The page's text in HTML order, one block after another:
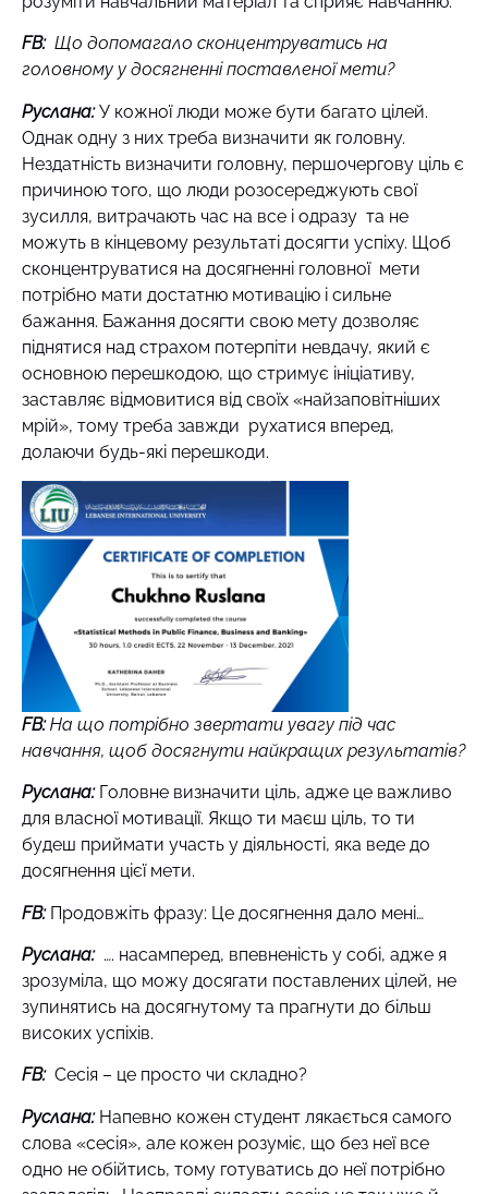
FB:Що допомагало сконцентруватись на
головному у досягненні поставленої мети?
Руслана:У кожної люди може бути багато цілей.
Однак одну з них треба визначити як головну.
Нездатність визначити головну, першочергову ціль є
причиною того, що люди розосереджують свої
зусилля, витрачають час на все і одразу та не
можуть в кінцевому результаті досягти успіху. Щоб
сконцентруватися на досягненні головної мети
потрібно мати достатню мотивацію і сильне
бажання. Бажання досягти свою мету дозволяє
піднятися над страхом потерпіти невдачу, який є
основною перешкодою, що стримує ініціативу,
заставляє відмовитися від своїх «найзаповітніших
мрій», тому треба завжди рухатися вперед,
долаючи будь-які перешкоди.
FB:На що потрібно звертати увагу під час
навчання, щоб досягнути найкращих результатів?
Руслана: Головне визначити ціль, адже це важливо
для власної мотивації. Якщо ти маєш ціль, то ти
будеш приймати участь у діяльності, яка веде до
досягнення цієї мети.
FB: Продовжіть фразу: Це досягнення дало мені…
Руслана:…. насамперед, впевненість у собі, адже я
зрозуміла, що можу досягати поставлених цілей, не
зупинятись на досягнутому та прагнути до більш
високих успіхів.
FB: Сесія – це просто чи складно?
Руслана:Напевно кожен студент лякається самого
слова «сесія», але кожен розуміє, що без неї все
одно не обійтись, тому готуватись до неї потрібно